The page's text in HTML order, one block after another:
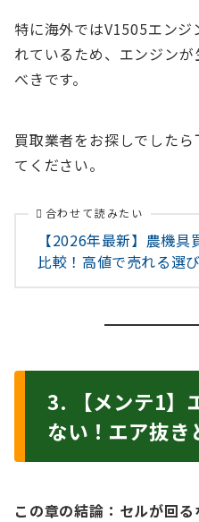
特に海外ではV1505エン
れているため、エンジン
べきです。
買取業者をお探しでした
てください。
合わせて読みたい
【2026年最新】農機
比較！高値で売れる選
3. 【メンテ1】
ない！エア抜き
この章の結論：セルが回